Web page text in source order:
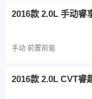
2016款 2.0L 手动睿
手动 前置前驱
2016款 2.0L CVT睿